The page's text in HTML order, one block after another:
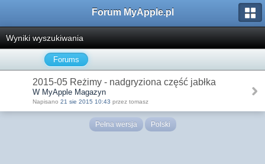
Forum MyApple.pl
Wyniki wyszukiwania
Forums
2015-05 Reżimy - nadgryziona część jabłka
W MyApple Magazyn
Napisano 21 sie 2015 10:43 przez tomasz
Pełna wersja Polski